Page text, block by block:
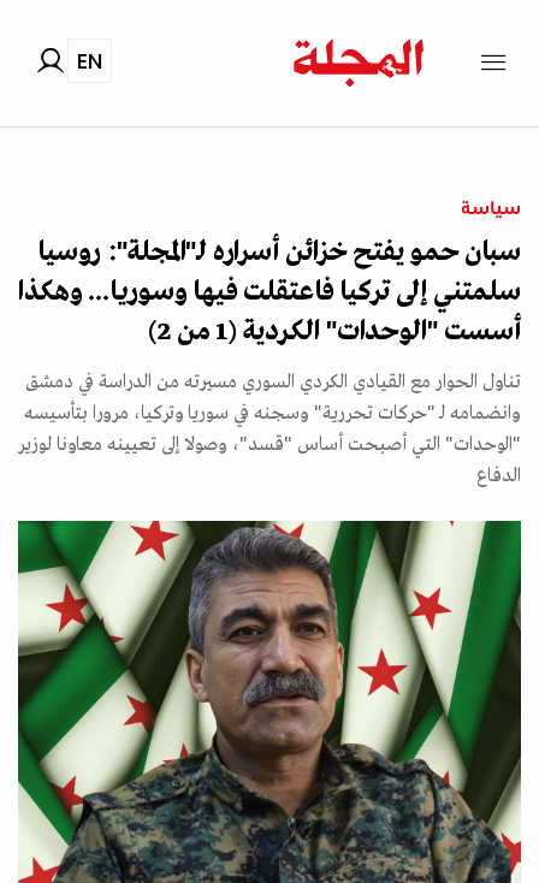
EN
سياسة
سبان حمو يفتح خزائن أسراره لـ"المجلة": روسيا
سلمتني إلى تركيا فاعتقلت فيها وسوريا... وهكذا
أسست "الوحدات" الكردية (1 من 2)
تناول الحوار مع القيادي الكردي السوري مسيرته من الدراسة في دمشق
وانضمامه لـ "حركات تحررية" وسجنه في سوريا وتركيا، مرورا بتأسيسه
"الوحدات" التي أصبحت أساس "قسد"، وصولا إلى تعيينه معاونا لوزير
الدفاع